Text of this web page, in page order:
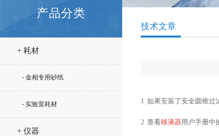
产品分类
+ 耗材
- 金相专用砂纸
- 实验室耗材
+ 仪器
技术文章
1.如果安装了安全圆锥过
2.查看移液器用户手册中